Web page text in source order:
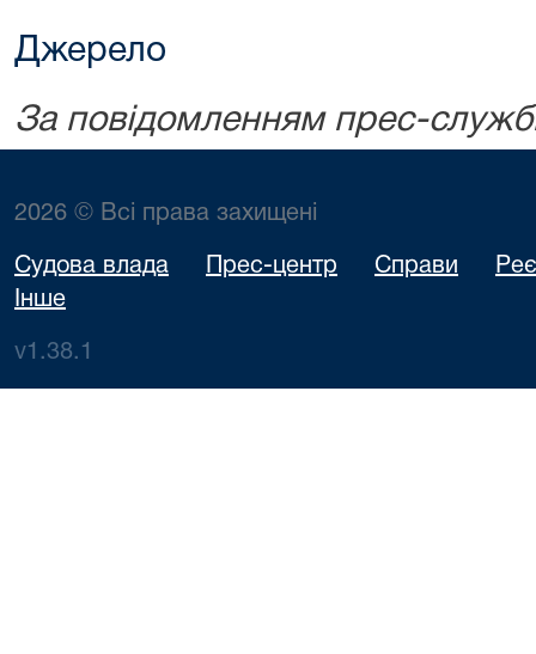
Джерело
За повідомленням прес-
2026 © Всі права захищені
Судова влада Прес-центр Справи
Інше
v1.38.1